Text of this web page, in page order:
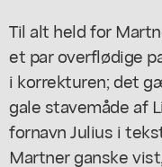
Til alt held for
et par overflødige
i korrekturen; det
gale stavemåde af
fornavn Julius i
Martner ganske